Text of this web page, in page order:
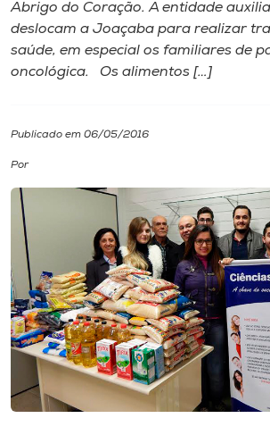
Internacionalização
I.nova
Diplomados
Cultura
CPA
Biblioteca
Editora
Rádio
Abrigo do Coração. A entidade
deslocam a Joaçaba para realizar
saúde, em especial os familiares de
oncológica. Os alimentos […]
Publicado em 06/05/2016
Por